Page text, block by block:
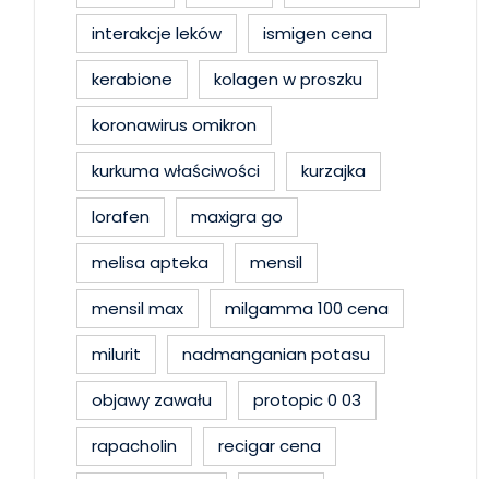
interakcje leków
ismigen cena
kerabione
kolagen w proszku
koronawirus omikron
kurkuma właściwości
kurzajka
lorafen
maxigra go
melisa apteka
mensil
mensil max
milgamma 100 cena
milurit
nadmanganian potasu
objawy zawału
protopic 0 03
rapacholin
recigar cena